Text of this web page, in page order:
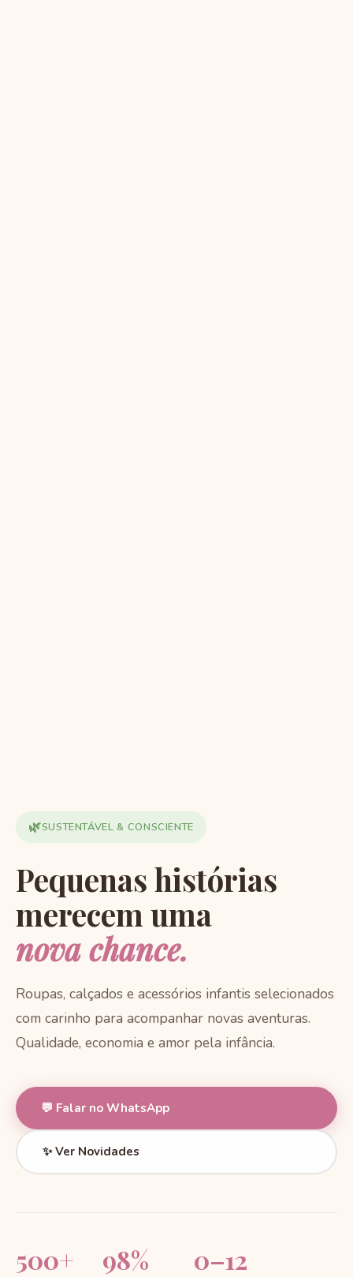
🌿SUSTENTÁVEL & CONSCIENTE
Pequenas histórias
merecem uma
nova chance.
Roupas, calçados e acessórios infantis selecionados
com carinho para acompanhar novas aventuras.
Qualidade, economia e amor pela infância.
💬 Falar no WhatsApp
✨ Ver Novidades
500+ 98% 0–12